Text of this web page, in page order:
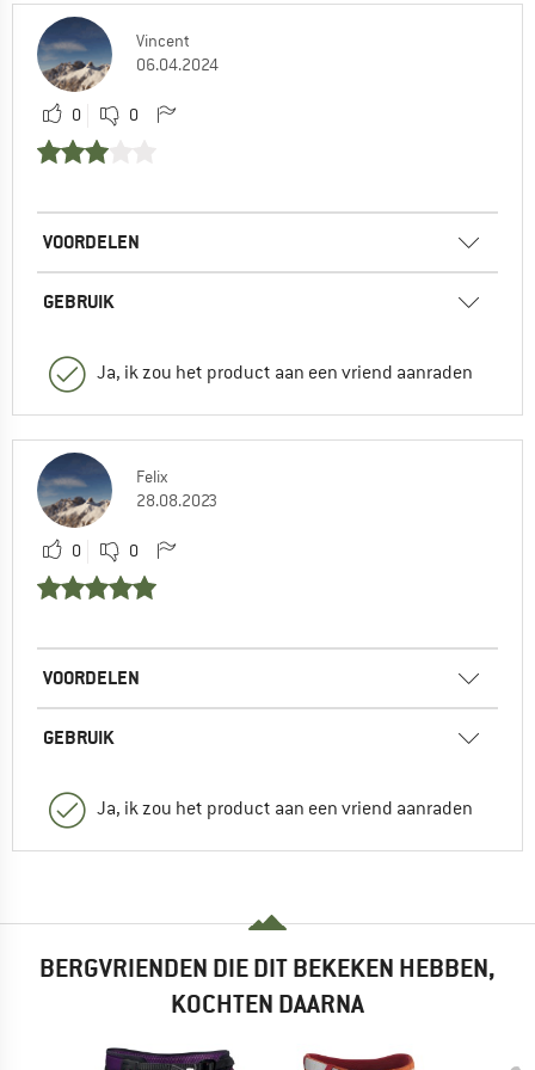
Vincent
06.04.2024
0 0
VOORDELEN
GEBRUIK
Ja, ik zou het product aan een vriend aanraden
Felix
28.08.2023
0 0
VOORDELEN
GEBRUIK
Ja, ik zou het product aan een vriend aanraden
BERGVRIENDEN DIE DIT BEKEKEN HEBBEN,
KOCHTEN DAARNA